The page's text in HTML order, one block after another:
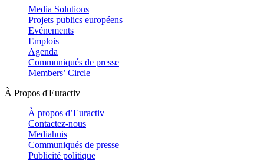
Media Solutions
Projets publics européens
Evénements
Emplois
Agenda
Communiqués de presse
Members’ Circle
À Propos d'Euractiv
À propos d’Euractiv
Contactez-nous
Mediahuis
Communiqués de presse
Publicité politique